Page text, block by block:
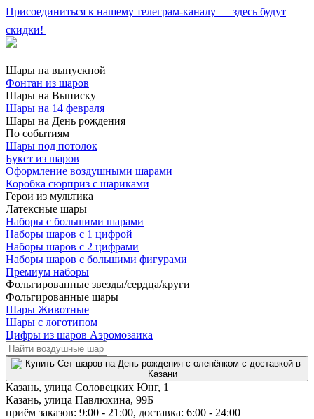
Присоединиться к нашему телеграм-каналу — здесь будут
скидки!
Шары на выпускной
Фонтан из шаров
Шары на Выписку
Шары на 14 февраля
Шары на День рождения
По событиям
Шары под потолок
Букет из шаров
Оформление воздушными шарами
Коробка сюрприз с шариками
Герои из мультика
Латексные шары
Наборы с большими шарами
Наборы шаров с 1 цифрой
Наборы шаров с 2 цифрами
Наборы шаров с большими фигурами
Премиум наборы
Фольгированные звезды/сердца/круги
Фольгированные шары
Шары Животные
Шары с логотипом
Цифры из шаров Аэромозаика
Казань, улица Соловецких Юнг, 1
Казань, улица Павлюхина, 99Б
приём заказов: 9:00 - 21:00, доставка: 6:00 - 24:00